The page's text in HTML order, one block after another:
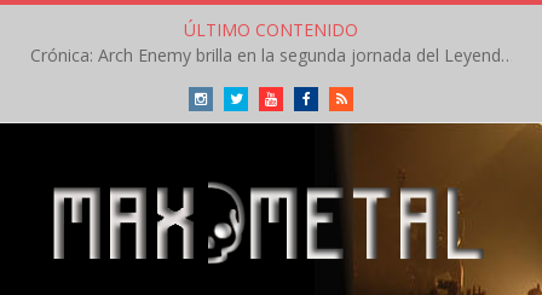
ÚLTIMO CONTENIDO
Crónica: Arch Enemy brilla en la segunda jornada del Leyendas del Rock – Jueves – Agosto 2026
InstagramTwitterYoutubeFacebookRSS